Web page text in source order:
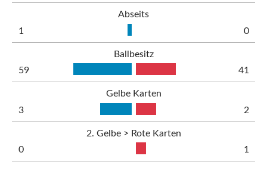
Abseits
1
0
Ballbesitz
59
41
Gelbe Karten
3
2
2. Gelbe > Rote Karten
0
1